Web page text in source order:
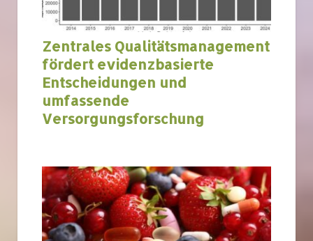
Zentrales Qualitätsmanagement
fördert evidenzbasierte
Entscheidungen und
umfassende
Versorgungsforschung